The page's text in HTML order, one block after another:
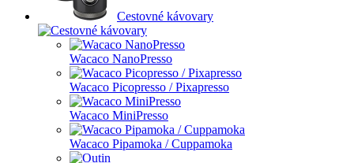
Cestovné kávovary
Wacaco NanoPresso
Wacaco Picopresso / Pixapresso
Wacaco MiniPresso
Wacaco Pipamoka / Cuppamoka